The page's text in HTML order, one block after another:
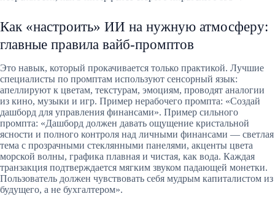
Как «настроить» ИИ на нужную атмосферу:
главные правила вайб-промптов
Это навык, который прокачивается только практикой. Лучшие
специалисты по промптам используют сенсорный язык:
апеллируют к цветам, текстурам, эмоциям, проводят аналогии
из кино, музыки и игр. Пример нерабочего промпта: «Создай
дашборд для управления финансами». Пример сильного
промпта: «Дашборд должен давать ощущение кристальной
ясности и полного контроля над личными финансами — светлая
тема с прозрачными стеклянными панелями, акценты цвета
морской волны, графика плавная и чистая, как вода. Каждая
транзакция подтверждается мягким звуком падающей монетки.
Пользователь должен чувствовать себя мудрым капиталистом из
будущего, а не бухгалтером».